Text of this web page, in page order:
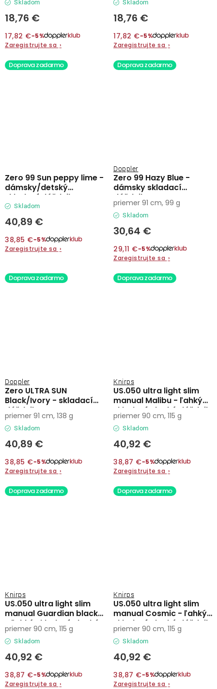
Skladom
18,76 €
17,82 €−5%
Zaregistrujte sa ›
Skladom
18,76 €
17,82 €−5%
Zaregistrujte sa ›
Doprava zadarmo
Zero 99 Sun peppy lime -
dámsky/detský
skladací dáždnik
Skladom
40,89 €
38,85 €−5%
Zaregistrujte sa ›
Doprava zadarmo
Zero 99 Hazy Blue -
dámsky skladací
dáždnik
Doppler
Skladom
30,64 €
29,11 €−5%
Zaregistrujte sa ›
priemer 91 cm, 99 g
Doprava zadarmo
Zero ULTRA SUN
Black/Ivory - skladací
dáždnik
Doppler
Skladom
40,89 €
38,85 €−5%
Zaregistrujte sa ›
priemer 91 cm, 138 g
Doprava zadarmo
US.050 ultra light slim
manual Malibu - ľahký
skladací plochý dáždnik
Knirps
Skladom
40,92 €
38,87 €−5%
Zaregistrujte sa ›
priemer 90 cm, 115 g
Doprava zadarmo
US.050 ultra light slim
manual Guardian black
- ľahký skladací plochý
dáždnik
Knirps
Skladom
40,92 €
38,87 €−5%
Zaregistrujte sa ›
priemer 90 cm, 115 g
Doprava zadarmo
US.050 ultra light slim
manual Cosmic - ľahký
skladací plochý dáždnik
Knirps
Skladom
40,92 €
38,87 €−5%
Zaregistrujte sa ›
priemer 90 cm, 115 g